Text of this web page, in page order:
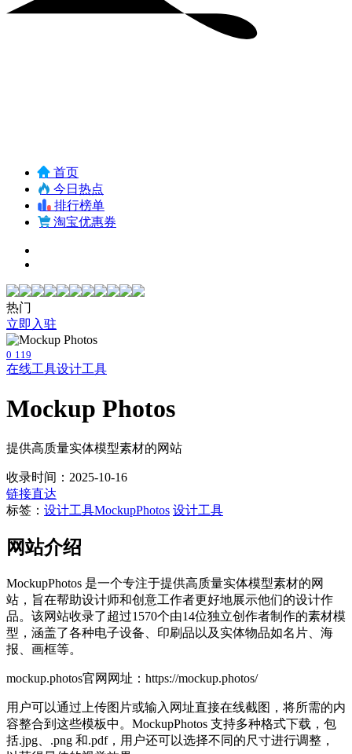
首页
今日热点
排行榜单
淘宝优惠券
热门
立即入驻
0 119
在线工具设计工具
Mockup Photos
提供高质量实体模型素材的网站
收录时间：2025-10-16
链接直达
标签： 设计工具MockupPhotos 设计工具
网站介绍
MockupPhotos 是一个专注于提供高质量实体模型素材的网
站，旨在帮助设计师和创意工作者更好地展示他们的设计作
品。该网站收录了超过1570个由14位独立创作者制作的素材模
型，涵盖了各种电子设备、印刷品以及实体物品如名片、海
报、画框等。
mockup.photos官网网址：https://mockup.photos/
用户可以通过上传图片或输入网址直接在线截图，将所需的内
容整合到这些模板中。MockupPhotos 支持多种格式下载，包
括.jpg、.png 和.pdf，用户还可以选择不同的尺寸进行调整，